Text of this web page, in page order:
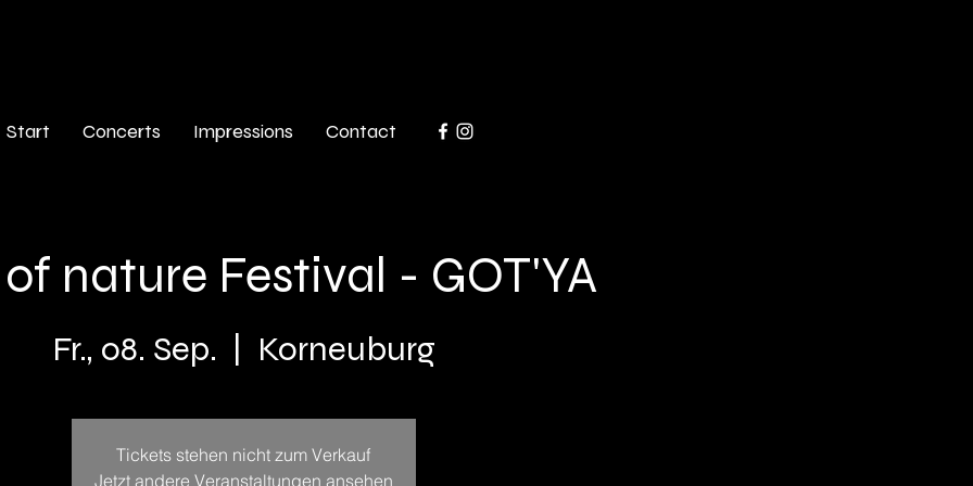
Start Concerts Impressions Contact
nature Festival - GOT'YA
Fr., 08. Sep. Korneuburg
Tickets stehen nicht zum Verkauf
Jetzt andere Veranstaltungen ansehen